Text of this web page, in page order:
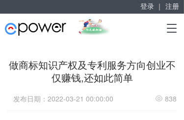
T
l
a
赋能“大众创业”
掘金万亿企业服务市场！
登录 ｜ 注册
做商标知识产权及专利服务方向创业不
仅赚钱,还如此简单
发布日期：2022-03-21 00:00:00 838